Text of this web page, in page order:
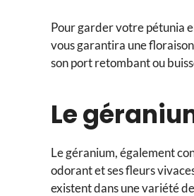
Pour garder votre pétunia
vous garantira une
son port retombant ou
Le
Le géranium, également
odorant et ses fleurs
existent dans une variété